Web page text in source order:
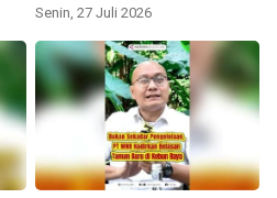
Senin, 27 Juli 2026